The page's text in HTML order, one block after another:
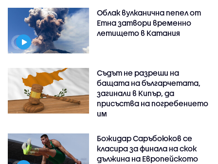
Облак вулканична пепел от
Етна затвори временно
летището в Катания
Съдът не разреши на
бащата на българчетата,
загинали в Кипър, да
присъства на погребението
им
Божидар Саръбоюков се
класира за финала на скок
дължина на Европейското